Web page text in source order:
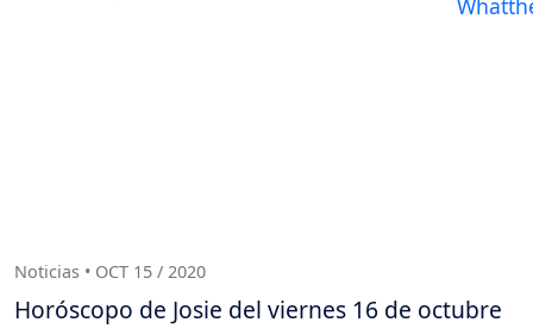
Noticias • OCT 15 / 2020
Horóscopo de Josie del viernes 16 de octubre